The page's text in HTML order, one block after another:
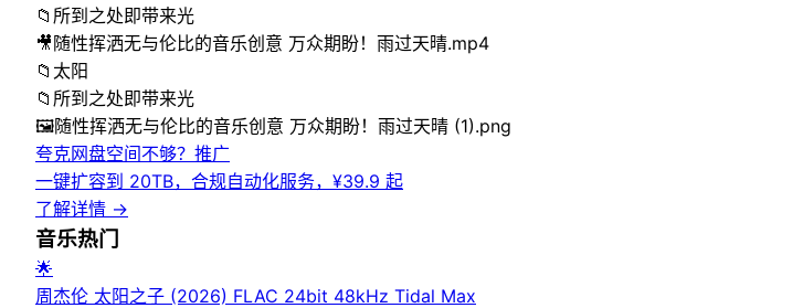
📁 所到之处即带来光
🎥 随性挥洒无与伦比的音乐创意 万众期盼！雨过天晴.mp4
📁 太阳
📁 所到之处即带来光
🖼️随性挥洒无与伦比的音乐创意 万众期盼！雨过天晴 (1).png
夸克网盘空间不够？ 推广
一键扩容到 20TB，合规自动化服务，¥39.9 起
了解详情 →
音乐热门
🌟
周杰伦 太阳之子 (2026) FLAC 24bit 48kHz Tidal Max